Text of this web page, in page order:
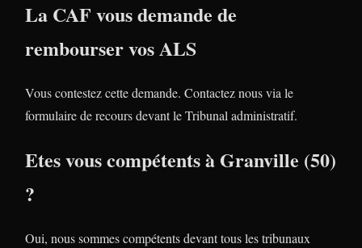
La CAF vous demande de
rembourser vos ALS
Vous contestez cette demande. Contactez nous via le
formulaire de recours devant le Tribunal administratif.
Etes vous compétents à Granville (50)
?
Oui, nous sommes compétents devant tous les tribunaux